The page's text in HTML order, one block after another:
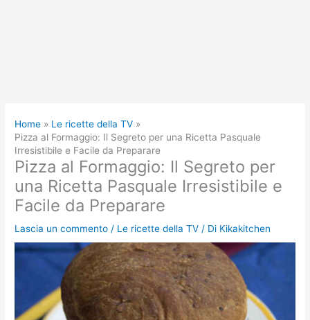
Home
Le ricette della TV
Pizza al Formaggio: Il Segreto per una Ricetta Pasquale
Irresistibile e Facile da Preparare
Pizza al Formaggio: Il Segreto per
una Ricetta Pasquale Irresistibile e
Facile da Preparare
Lascia un commento / Le ricette della TV / Di Kikakitchen